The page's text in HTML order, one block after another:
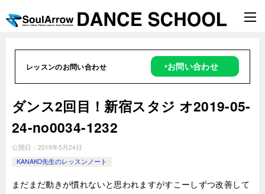
レッスンのお問い合わせ ‣お問い合わせ
ダンス2回目！新宿スタジ オ2019-05-
24-no0034-1232
公開日： 2019年5月24日
KANAKO先生のレッスンノート
まだまだ動きが慣れないと思われますがすこーしずつ改善して